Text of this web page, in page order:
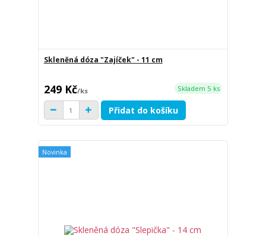
Skleněná dóza "Zajíček" - 11 cm
249 Kč/ks Skladem 5 ks
Přidat do košíku
Novinka